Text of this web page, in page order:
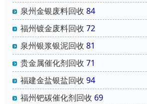
泉州金银废料回收 84
福州镀金废料回收 72
泉州银浆银泥回收 81
贵金属催化剂回收 71
福建金盐银盐回收 94
福州钯碳催化剂回收 69